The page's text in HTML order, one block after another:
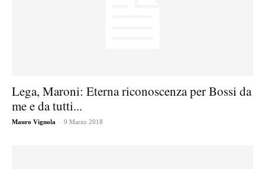
Lega, Maroni: Eterna riconoscenza per Bossi da
me e da tutti...
Mauro Vignola - 9 Marzo 2018